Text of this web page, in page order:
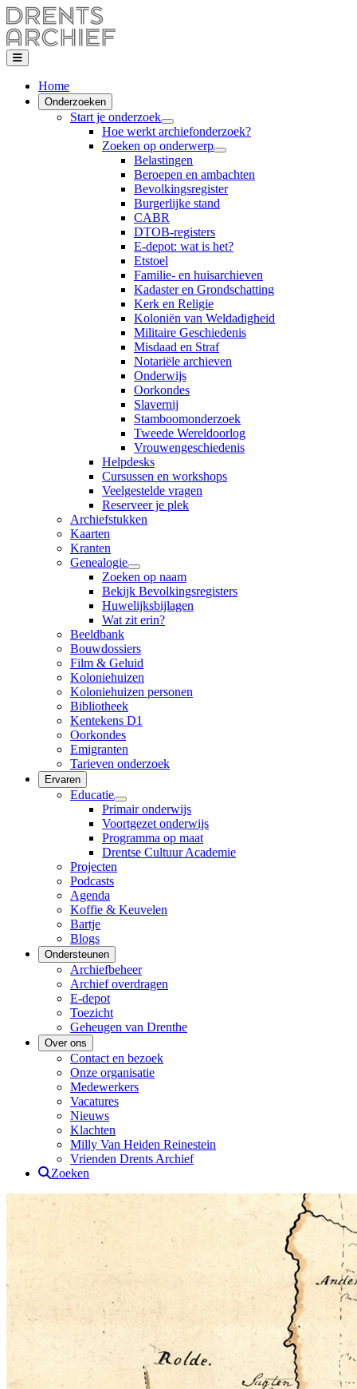
Home
Onderzoeken
Start je onderzoek
Hoe werkt archiefonderzoek?
Zoeken op onderwerp
Belastingen
Beroepen en ambachten
Bevolkingsregister
Burgerlijke stand
CABR
DTOB-registers
E-depot: wat is het?
Etstoel
Familie- en huisarchieven
Kadaster en Grondschatting
Kerk en Religie
Koloniën van Weldadigheid
Militaire Geschiedenis
Misdaad en Straf
Notariële archieven
Onderwijs
Oorkondes
Slavernij
Stamboomonderzoek
Tweede Wereldoorlog
Vrouwengeschiedenis
Helpdesks
Cursussen en workshops
Veelgestelde vragen
Reserveer je plek
Archiefstukken
Kaarten
Kranten
Genealogie
Zoeken op naam
Bekijk Bevolkingsregisters
Huwelijksbijlagen
Wat zit erin?
Beeldbank
Bouwdossiers
Film & Geluid
Koloniehuizen
Koloniehuizen personen
Bibliotheek
Kentekens D1
Oorkondes
Emigranten
Tarieven onderzoek
Ervaren
Educatie
Primair onderwijs
Voortgezet onderwijs
Programma op maat
Drentse Cultuur Academie
Projecten
Podcasts
Agenda
Koffie & Keuvelen
Bartje
Blogs
Ondersteunen
Archiefbeheer
Archief overdragen
E-depot
Toezicht
Geheugen van Drenthe
Over ons
Contact en bezoek
Onze organisatie
Medewerkers
Vacatures
Nieuws
Klachten
Milly Van Heiden Reinestein
Vrienden Drents Archief
Zoeken
Drents Archief